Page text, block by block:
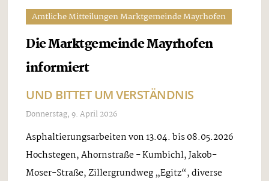
Amtliche Mitteilungen Marktgemeinde Mayrhofen
Die Marktgemeinde Mayrhofen
informiert
UND BITTET UM VERSTÄNDNIS
Donnerstag, 9. April 2026
Asphaltierungsarbeiten von 13.04. bis 08.05.2026
Hochstegen, Ahornstraße - Kumbichl, Jakob-
Moser-Straße, Zillergrundweg „Egitz“, diverse